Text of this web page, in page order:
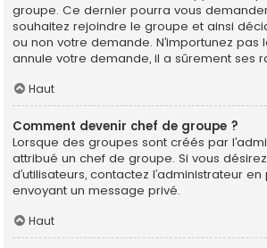
groupe. Ce dernier pourra vous
souhaitez rejoindre le groupe et ainsi
ou non votre demande. N’importunez pas
annule votre demande, il a sûrement ses
Haut
Comment devenir chef de groupe ?
Lorsque des groupes sont créés par
attribué un chef de groupe. Si vous
d’utilisateurs, contactez l’administrateur
envoyant un message privé.
Haut